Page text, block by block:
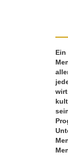
Ein